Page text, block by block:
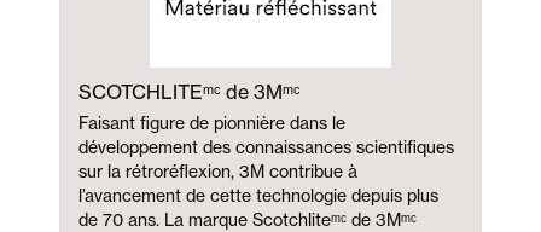
SCOTCHLITEᵐᶜ de 3Mᵐᶜ
Faisant figure de pionnière dans le
développement des connaissances scientifiques
sur la rétroréflexion, 3M contribue à
l’avancement de cette technologie depuis plus
de 70 ans. La marque Scotchliteᵐᶜ de 3Mᵐᶜ